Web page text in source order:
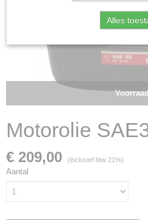
Motorolie
€ 209,00 (inclusief btw 21%)
Aantal
Alles